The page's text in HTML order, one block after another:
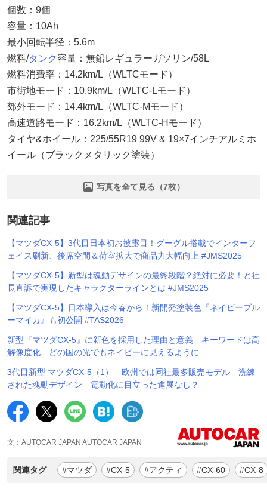
個数：9個
容量：10Ah
最小回転半径：5.6m
燃料/タンク容量：無鉛レギュラーガソリン/58L
燃料消費率：14.2km/L（WLTCモード）
市街地モード：10.9km/L（WLTC-Lモード）
郊外モード：14.4km/L（WLTC-Mモード）
高速道路モード：16.2km/L（WLTC-Hモード）
タイヤ&ホイール：225/55R19 99V & 19×7インチアルミホ
イール（ブラックメタリック塗装）
写真を全て見る（7枚）
関連記事
【マツダCX-5】3代目日本初お披露目！グーグル搭載でインターフ
ェイス刷新、後席空間＆荷室拡大で商品力大幅向上 #JMS2025
【マツダCX-5】新型は魂動デザインの最終段階？絶対に必要！と社
長直訴で実現したキャラクターラインとは #JMS2025
【マツダCX-5】日本導入は今春から！新開発塗装色『ネイビーブル
ーマイカ』も初公開 #TAS2026
新型『マツダCX-5』に新色を採用した理由と意義 キーワードは高
解像度化 どの国の光でもネイビーに見えるように
3代目新型 マツダCX-5（1） 欧州では同社最多販売モデル 洗練
された魂動デザイン 電動化に目立った進展なし？
文：AUTOCAR JAPAN AUTOCAR JAPAN
関連タグ #マツダ #CX-5 #アクティ #CX-60 #CX-8